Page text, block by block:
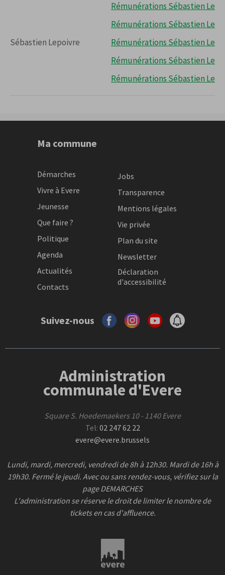
Sébastien Lepoivre
Rémunérations Sébastien
Rémunérations Sébastien
Rémunérations Sébastien
Rémunérations Sébastien
Rémunérations Sébastien
Ma commune
Démarches
Vivre à Evere
Jeunesse
Que faire ?
Politique
Agenda
Actualités
Contacts
Jobs
Transparence
Mentions légales
Vie privée
Plan du site
Newsletter
Déclaration
d'accessibilité
Suivez-nous
Administration
communale d'Evere
Square S. Hoedemaekers 10 - 1140 Evere
Tel: 02 247 62 22
evere@evere.brussels
Lundi, mardi, mercredi, vendredi de 8h à 12h30. Mardi de 16h à
19h30. Fermé le jeudi. Avec ou sans rendez-vous, vérifiez sur la
page DEMARCHES
L'administration se réserve le droit de limiter le nombre de
tickets en cas d'affluence.